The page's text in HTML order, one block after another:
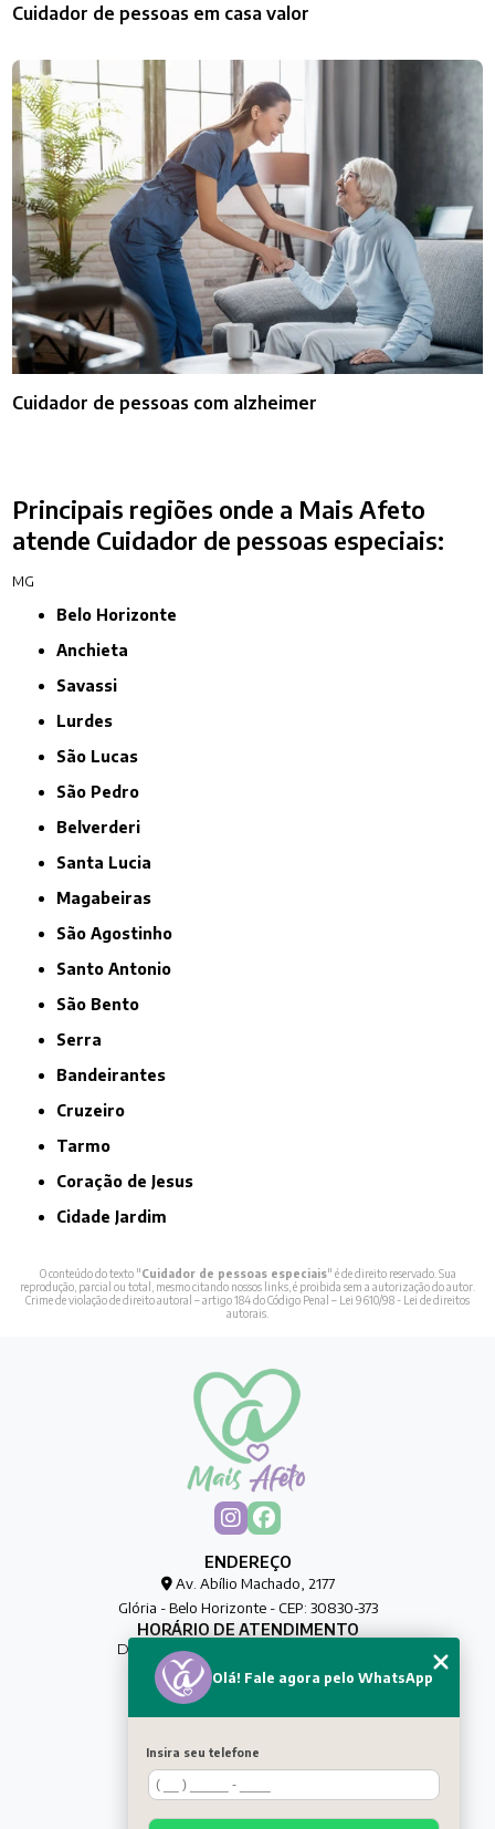
Cuidador de pessoas em casa valor
Cuidador de pessoas com alzheimer
Principais regiões onde a Mais Afeto
atende Cuidador de pessoas especiais:
MG
Belo Horizonte
Anchieta
Savassi
Lurdes
São Lucas
São Pedro
Belverderi
Santa Lucia
Magabeiras
São Agostinho
Santo Antonio
São Bento
Serra
Bandeirantes
Cruzeiro
Tarmo
Coração de Jesus
Cidade Jardim
O conteúdo do texto "Cuidador de pessoas especiais" é de direito reservado. Sua
reprodução, parcial ou total, mesmo citando nossos links, é proibida sem a autorização do autor.
Crime de violação de direito autoral – artigo 184 do Código Penal – Lei 9610/98 - Lei de direitos
autorais
ENDEREÇO
Av. Abílio Machado, 2177
Glória - Belo Horizonte - CEP: 30830-373
HORÁRIO DE ATENDIMENTO
De Segunda à Sexta das 00h às 00h
CONTATO
MENU
HOME
QUEM SOMOS
Olá! Fale agora pelo WhatsApp
Insira seu telefone